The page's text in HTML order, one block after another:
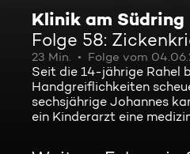
Klinik am
Folge 58:
23 Min. Folge vom
Seit die 14-jährige Rahel
Handgreiflichkeiten
sechsjährige Johannes
ein Kinderarzt eine